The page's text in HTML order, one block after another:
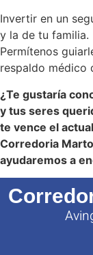
Invertir en un
y la de tu familia.
Permítenos
respaldo médico
¿Te gustaría
y tus seres
te vence el
Corredoria
ayudaremos a